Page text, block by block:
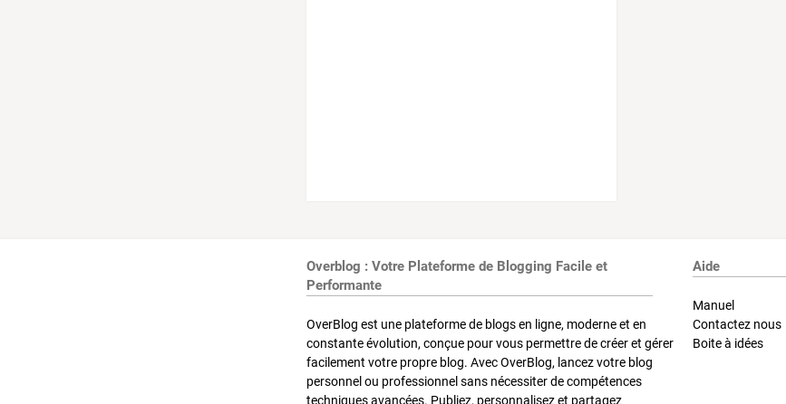
Overblog : Votre Plateforme de Blogging Facile et
Performante
OverBlog est une plateforme de blogs en ligne, moderne et en
constante évolution, conçue pour vous permettre de créer et gérer
facilement votre propre blog. Avec OverBlog, lancez votre blog
personnel ou professionnel sans nécessiter de compétences
techniques avancées. Publiez, personnalisez et partagez
Aide
Manuel
Contactez nous
Boite à idées